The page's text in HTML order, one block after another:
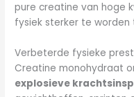
pure creatine van hoge
fysiek sterker te worden
Verbeterde fysieke
Creatine monohydraat
explosieve